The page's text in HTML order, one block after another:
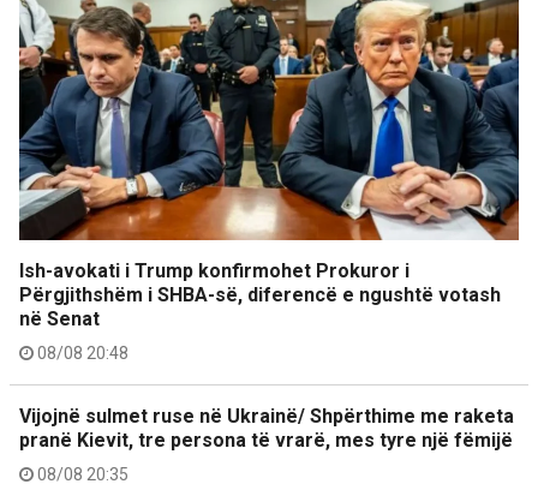
Ish-avokati i Trump konfirmohet Prokuror i
Përgjithshëm i SHBA-së, diferencë e ngushtë votash
në Senat
08/08 20:48
Vijojnë sulmet ruse në Ukrainë/ Shpërthime me raketa
pranë Kievit, tre persona të vrarë, mes tyre një fëmijë
08/08 20:35